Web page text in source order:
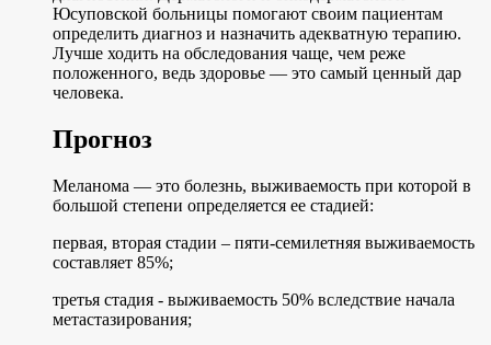
Юсуповской больницы помогают своим пациентам
определить диагноз и назначить адекватную терапию.
Лучше ходить на обследования чаще, чем реже
положенного, ведь здоровье — это самый ценный дар
человека.
Прогноз
Меланома — это болезнь, выживаемость при которой в
большой степени определяется ее стадией:
первая, вторая стадии – пяти-семилетняя выживаемость
составляет 85%;
третья стадия - выживаемость 50% вследствие начала
метастазирования;